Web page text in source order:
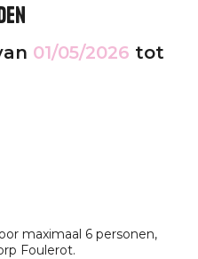
01/05/2026 tot
maximaal 6 personen,
Foulerot.